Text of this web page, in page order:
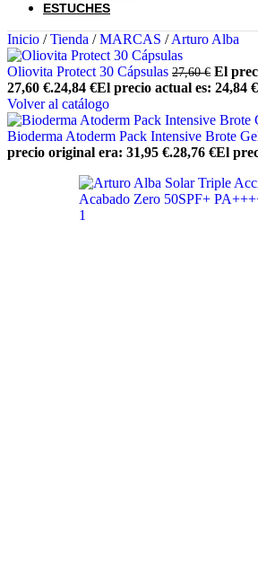
ESTUCHES
Inicio / Tienda / MARCAS / Arturo Alba
Oliovita Protect 30 Cápsulas 27,60€ El
27,60 €.24,84 €El precio actual es: 24,84
Volver al catálogo
Bioderma Atoderm Pack Intensive Brote
precio original era: 31,95 €.28,76 €El